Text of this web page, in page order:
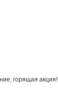
горящая акция!